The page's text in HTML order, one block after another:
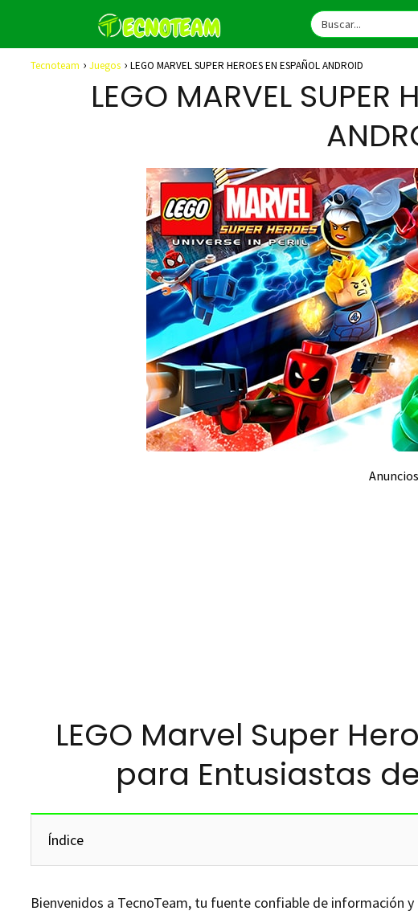
Tecnoteam Juegos LEGO MARVEL SUPER HEROES EN ESPAÑOL ANDROID
LEGO MARVEL SUPER
Anuncios
LEGO Marvel Super
para Entusiastas
Índice
Bienvenidos a TecnoTeam, tu fuente confiable de información